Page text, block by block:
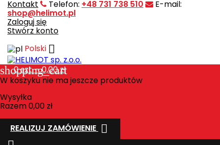
Kontakt Telefon: +48 731 738 510 E-mail:
shop@helimot.pl
Zaloguj się
Stwórz konto
Polski 
shopping_cart
0szt. - 0,00 zł
W koszyku nie ma jeszcze produktów
Wysyłka
Razem0,00 zł
REALIZUJ ZAMÓWIENIE 